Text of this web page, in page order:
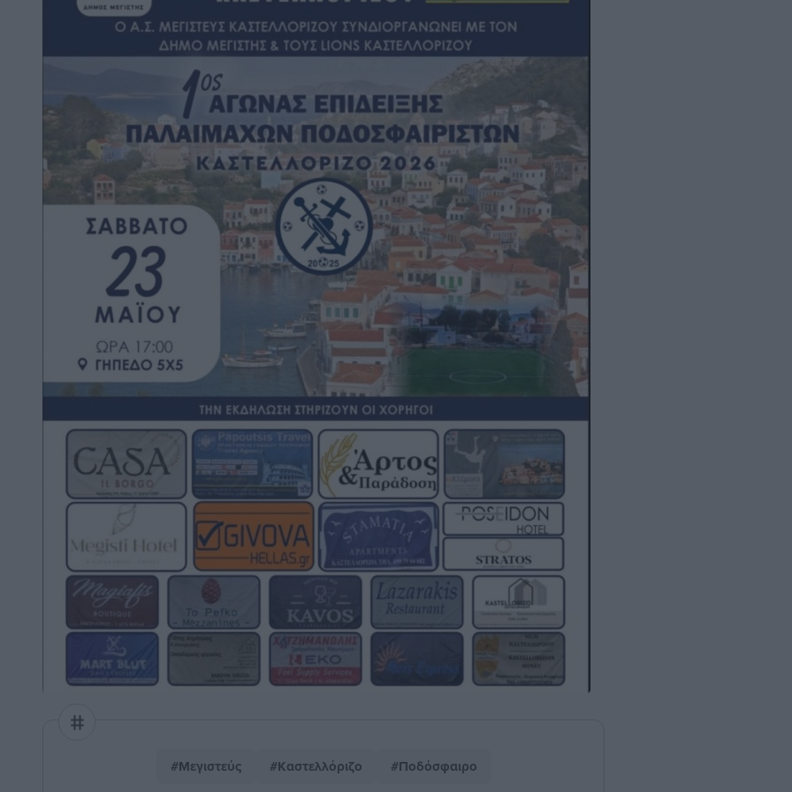
#Μεγιστεύς #Καστελλόριζο #Ποδόσφαιρο